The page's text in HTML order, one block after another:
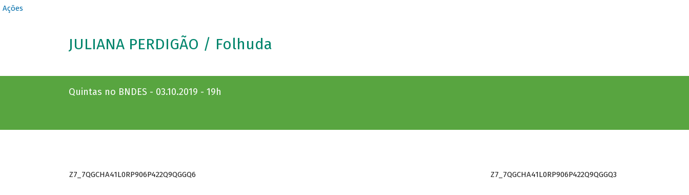
Ações
JULIANA PERDIGÃO / Folhuda
Quintas no BNDES - 03.10.2019 - 19h
Z7_7QGCHA41L0RP906P422Q9QGGQ6 Z7_7QGCHA41L0RP906P422Q9QGGQ3